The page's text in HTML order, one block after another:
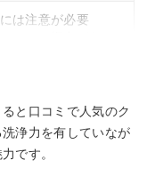
は注意が必要
を持って注文すべ
と口コミで人気のク
浄力を有していなが
です。